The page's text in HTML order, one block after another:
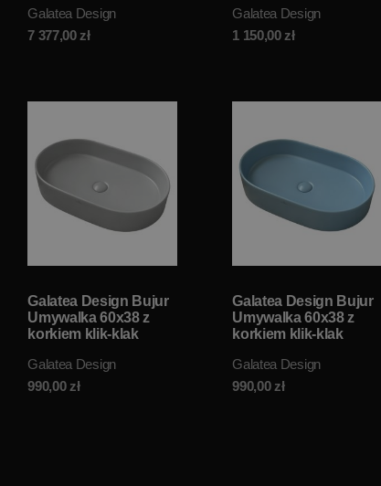
W MAGAZYNIE!!
Galatea Design
7 377,00zł
GDMR034MP W
MAGAZYNIE!!
Galatea Design
1 150,00zł
Galatea Design Bujur
Umywalka 60x38 z
korkiem klik-klak
grey matt
GD78330DTMH W
Galatea Design
990,00zł
Galatea Design Bujur
Umywalka 60x38 z
korkiem klik-klak
matt GD78330DTML
W MAGAZYNIE!!
Galatea Design
990,00zł